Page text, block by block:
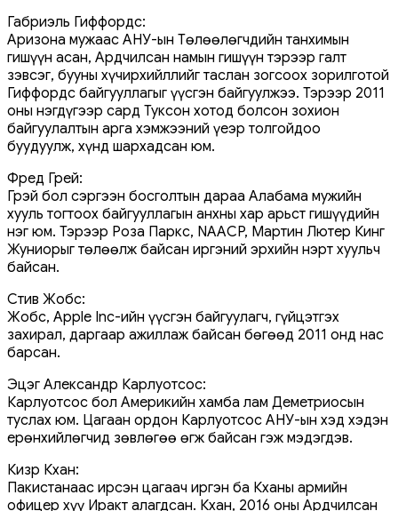
Габриэль Гиффордс:
Аризона мужаас АНУ-ын Төлөөлөгчдийн танхимын
гишүүн асан, Ардчилсан намын гишүүн тэрээр галт
зэвсэг, бууны хүчирхийллийг таслан зогсоох зорилготой
Гиффордс байгууллагыг үүсгэн байгуулжээ. Тэрээр 2011
оны нэгдүгээр сард Туксон хотод болсон зохион
байгуулалтын арга хэмжээний үеэр толгойдоо
буудуулж, хүнд шархадсан юм.
Фред Грей:
Грэй бол сэргээн босголтын дараа Алабама мужийн
хууль тогтоох байгууллагын анхны хар арьст гишүүдийн
нэг юм. Тэрээр Роза Паркс, NAACP, Мартин Лютер Кинг
Жуниорыг төлөөлж байсан иргэний эрхийн нэрт хуульч
байсан.
Стив Жобс:
Жобс, Apple Inc-ийн үүсгэн байгуулагч, гүйцэтгэх
захирал, даргаар ажиллаж байсан бөгөөд 2011 онд нас
барсан.
Эцэг Александр Карлуотсос:
Карлуотсос бол Америкийн хамба лам Деметриосын
туслах юм. Цагаан ордон Карлуотсос АНУ-ын хэд хэдэн
ерөнхийлөгчид зөвлөгөө өгж байсан гэж мэдэгдэв.
Кизр Кхан:
Пакистанаас ирсэн цагаач иргэн ба Кханы армийн
офицер хүү Иракт алагдсан. Кхан, 2016 оны Ардчилсан